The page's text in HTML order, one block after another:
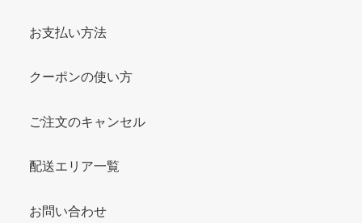
お支払い方法
クーポンの使い方
ご注文のキャンセル
配送エリア一覧
お問い合わせ